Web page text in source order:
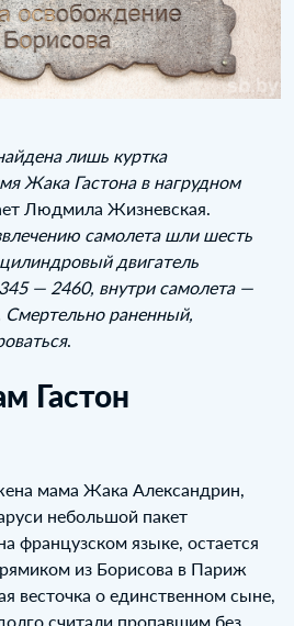
лишь куртка
Жака Гастона в нагрудном
Людмила Жизневская.
самолета шли шесть
двигатель
— 2460, внутри самолета —
Смертельно раненный,
.
Гастон
мама Жака Александрин,
небольшой пакет
французском языке, остается
из Борисова в Париж
весточка о единственном сыне,
считали пропавшим без